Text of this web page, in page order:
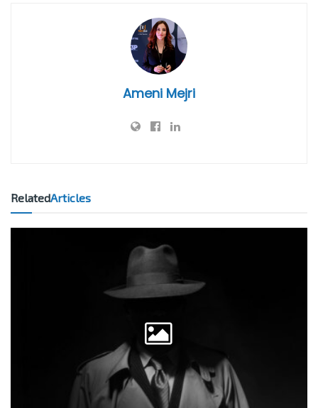
Ameni Mejri
RelatedArticles